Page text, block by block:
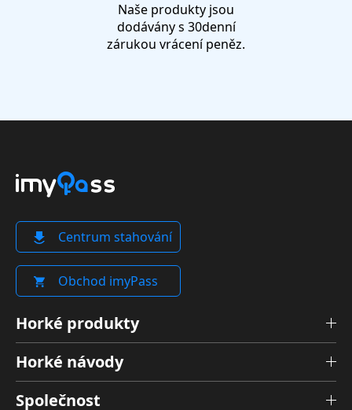
Naše produkty jsou
dodávány s 30denní
zárukou vrácení peněz.
Centrum stahování
Obchod imyPass
Horké produkty
Horké návody
Společnost